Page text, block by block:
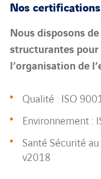
Nos certifications
Nous disposons
structurantes
l’organisation de
Qualité : ISO
Environnement :
Santé Sécurité
v2018